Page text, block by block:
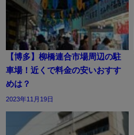
【博多】柳橋連合市場周辺の駐
車場！近くで料金の安いおすす
めは？
2023年11月19日